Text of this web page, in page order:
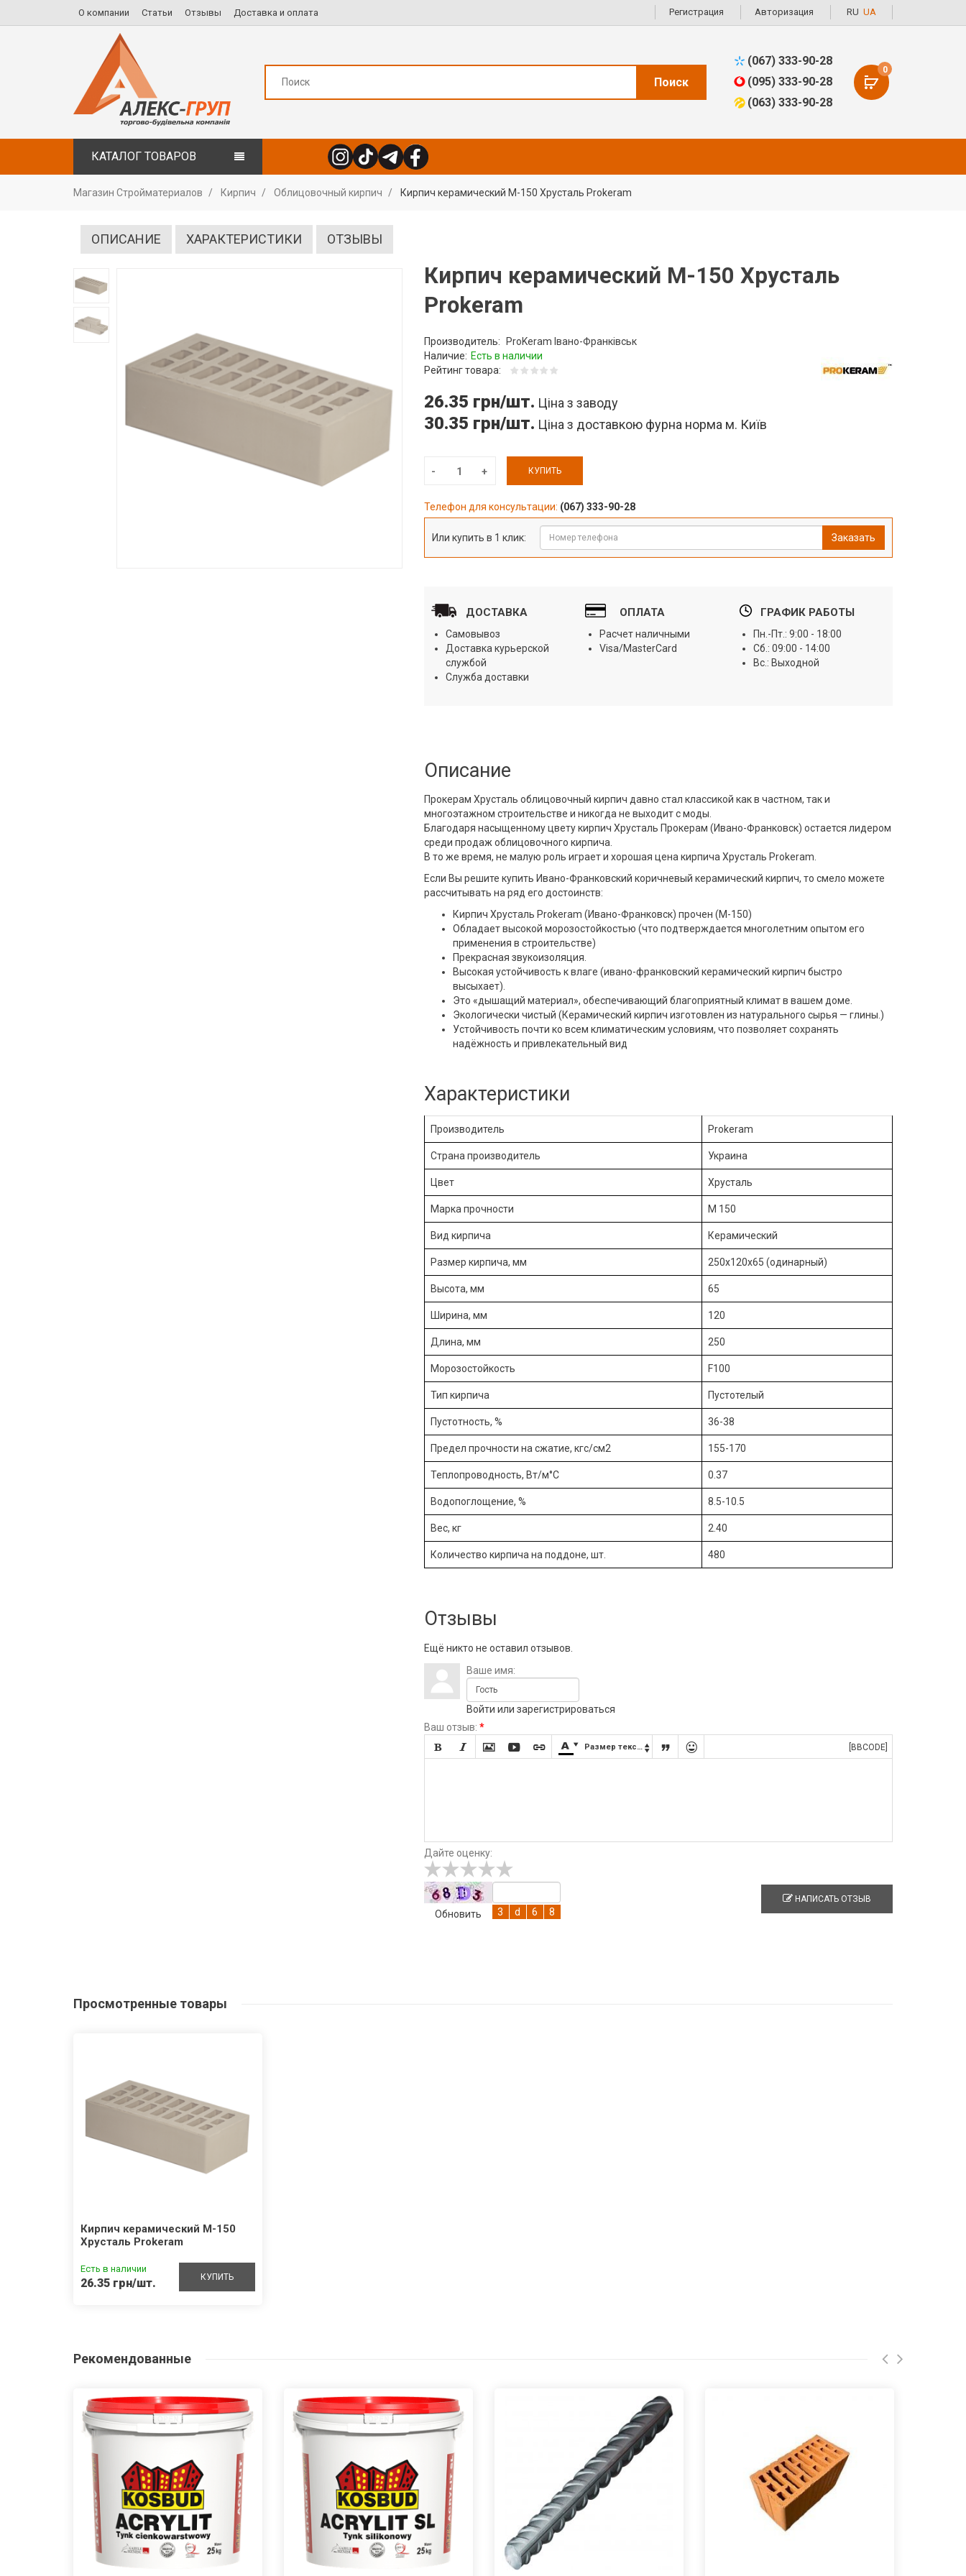
О компании Статьи Отзывы Доставка и оплата Регистрация Авторизация RU UA
Поиск
(067) 333-90-28
(095) 333-90-28
(063) 333-90-28
0
КАТАЛОГ ТОВАРОВ
Магазин Стройматериалов Кирпич Облицовочный кирпич Кирпич керамический М-150 Хрусталь Prokeram
ОПИСАНИЕ ХАРАКТЕРИСТИКИ ОТЗЫВЫ
Кирпич керамический М-150 Хрусталь
Prokeram
Производитель:
ProKeram Івано-Франківськ
Наличие: Есть в наличии
Рейтинг товара:
26.35 грн/шт. Ціна з заводу
30.35 грн/шт. Ціна з доставкою фурна норма м. Київ
КУПИТЬ
Телефон для консультации: (067) 333-90-28
Или купить в 1 клик: Заказать
ДОСТАВКА
Самовывоз
Доставка курьерской
службой
Служба доставки
ОПЛАТА
Расчет наличными
Visa/MasterCard
ГРАФИК РАБОТЫ
Пн.-Пт.: 9:00 - 18:00
Сб.: 09:00 - 14:00
Вс.: Выходной
Описание
Прокерам Хрусталь облицовочный кирпич давно стал классикой как в частном, так и
многоэтажном строительстве и никогда не выходит с моды.
Благодаря насыщенному цвету кирпич Хрусталь Прокерам (Ивано-Франковск) остается лидером
среди продаж облицовочного кирпича.
В то же время, не малую роль играет и хорошая цена кирпича Хрусталь Prokeram.
Если Вы решите купить Ивано-Франковский коричневый керамический кирпич, то смело можете
рассчитывать на ряд его достоинств:
Кирпич Хрусталь Prokeram (Ивано-Франковск) прочен (М-150)
Обладает высокой морозостойкостью (что подтверждается многолетним опытом его
применения в строительстве)
Прекрасная звукоизоляция.
Высокая устойчивость к влаге (ивано-франковский керамический кирпич быстро
высыхает).
Это «дышащий материал», обеспечивающий благоприятный климат в вашем доме.
Экологически чистый (Керамический кирпич изготовлен из натурального сырья — глины.)
Устойчивость почти ко всем климатическим условиям, что позволяет сохранять
надёжность и привлекательный вид
Характеристики
Производитель Prokeram
Страна производитель Украина
Цвет Хрусталь
Марка прочности М 150
Вид кирпича Керамический
Размер кирпича, мм 250х120х65 (одинарный)
Высота, мм 65
Ширина, мм 120
Длина, мм 250
Морозостойкость F100
Тип кирпича Пустотелый
Пустотность, % 36-38
Предел прочности на сжатие, кгс/см2 155-170
Теплопроводность, Вт/м°С 0.37
Водопоглощение, % 8.5-10.5
Вес, кг 2.40
Количество кирпича на поддоне, шт. 480
Отзывы
Ещё никто не оставил отзывов.
Ваше имя:
Войти или зарегистрироваться
Ваш отзыв: *
       Размер текста   [BBCODE]
Дайте оценку:
Обновить
НАПИСАТЬ ОТЗЫВ
Просмотренные товары
Кирпич керамический М-150
Хрусталь Prokeram
Есть в наличии
26.35 грн/шт. КУПИТЬ
Рекомендованные